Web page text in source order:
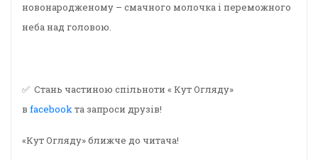
новонародженому – смачного молочка і переможного
неба над головою.
✅ Стань частиною спільноти « Кут Огляду»
в facebookта запроси друзів!
«Кут Огляду» ближче до читача!